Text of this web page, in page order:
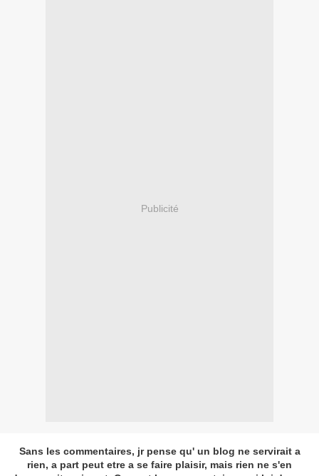
Publicité
Sans les commentaires, jr pense qu' un blog ne servirait a
rien, a part peut etre a se faire plaisir, mais rien ne s'en